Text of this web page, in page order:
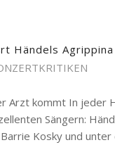
Händels Agrippina
Arzt kommt In jeder
Sängern:
Kosky und unter